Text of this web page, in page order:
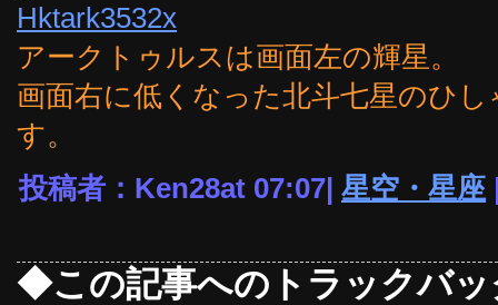
アークトゥルスは画面左の輝星。
画面右に低くなった北斗七星のひ
す。
投稿者：Ken28at 07:07| 星空・星座
◆この記事へのトラックバッ